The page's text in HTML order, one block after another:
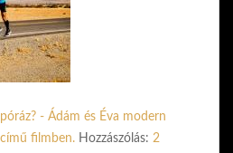
- Ádám és Éva modern
filmben. Hozzászólás: 2